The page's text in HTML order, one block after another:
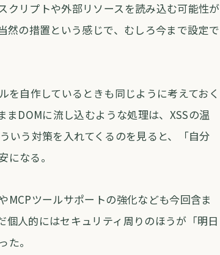
クリプトや外部リソースを読み込む可能性が
然の措置という感じで、むしろ今まで設定で
を自作しているときも同じように考えておく
DOMに流し込むような処理は、XSSの温
いう対策を入れてくるのを見ると、「自分
になる。
MCPツールサポートの強化なども今回含ま
個人的にはセキュリティ周りのほうが「明日
。